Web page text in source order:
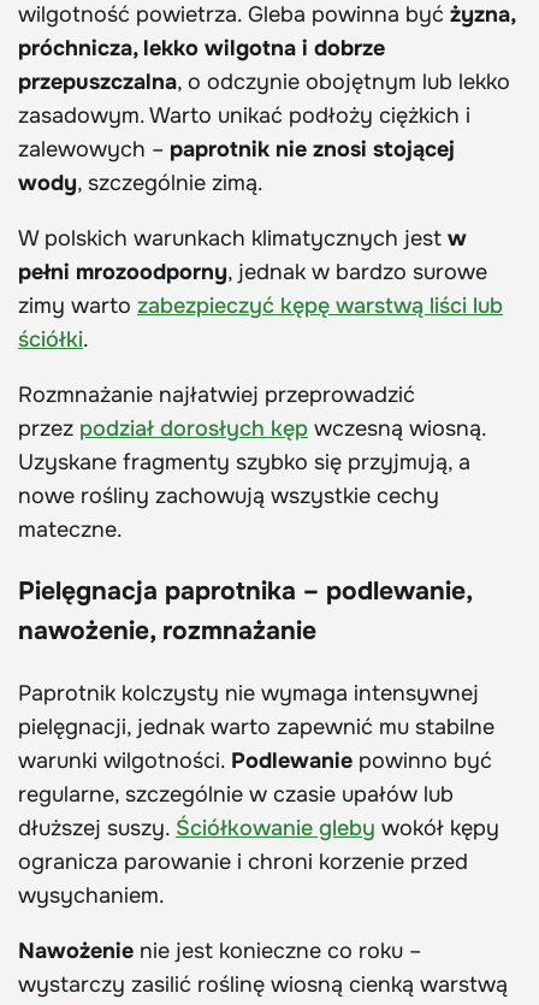
wilgotność powietrza. Gleba powinna być żyzna,
próchnicza, lekko wilgotna i dobrze
przepuszczalna, o odczynie obojętnym lub lekko
zasadowym. Warto unikać podłoży ciężkich i
zalewowych – paprotnik nie znosi stojącej
wody, szczególnie zimą.
W polskich warunkach klimatycznych jest w
pełni mrozoodporny, jednak w bardzo surowe
zimy warto zabezpieczyć kępę warstwą liści lub
ściółki.
Rozmnażanie najłatwiej przeprowadzić
przez podział dorosłych kęp wczesną wiosną.
Uzyskane fragmenty szybko się przyjmują, a
nowe rośliny zachowują wszystkie cechy
mateczne.
Pielęgnacja paprotnika – podlewanie,
nawożenie, rozmnażanie
Paprotnik kolczysty nie wymaga intensywnej
pielęgnacji, jednak warto zapewnić mu stabilne
warunki wilgotności. Podlewanie powinno być
regularne, szczególnie w czasie upałów lub
dłuższej suszy. Ściółkowanie gleby wokół kępy
ogranicza parowanie i chroni korzenie przed
wysychaniem.
Nawożenie nie jest konieczne co roku –
wystarczy zasilić roślinę wiosną cienką warstwą